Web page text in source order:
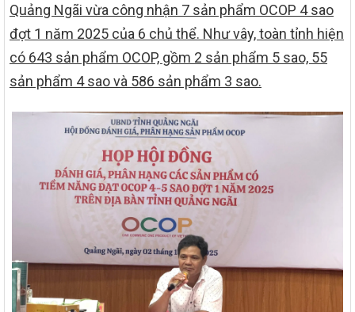
Quảng Ngãi vừa công nhận 7 sản phẩm OCOP 4 sao
đợt 1 năm 2025 của 6 chủ thể. Như vây, toàn tỉnh hiện
có 643 sản phẩm OCOP, gồm 2 sản phẩm 5 sao, 55
sản phẩm 4 sao và 586 sản phẩm 3 sao.